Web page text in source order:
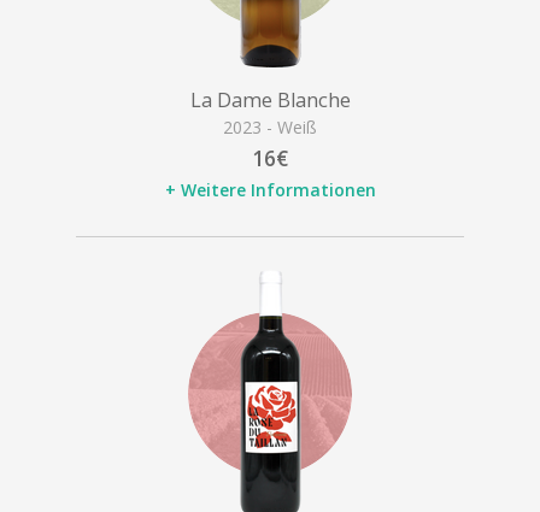
La Dame Blanche
2023 - Weiß
16€
+ Weitere Informationen